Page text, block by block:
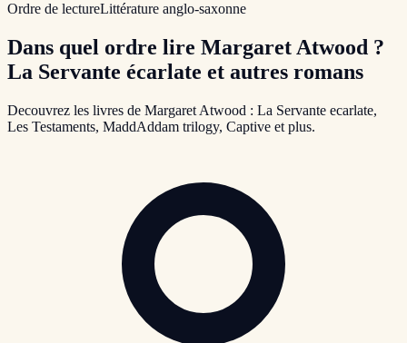
Ordre de lectureLittérature anglo-saxonne
Dans quel ordre lire Margaret Atwood ?
La Servante écarlate et autres romans
Decouvrez les livres de Margaret Atwood : La Servante ecarlate,
Les Testaments, MaddAddam trilogy, Captive et plus.